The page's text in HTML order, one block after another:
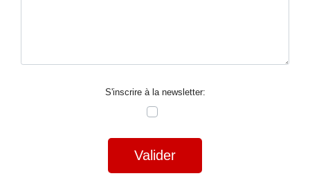
S'inscrire à la newsletter:
Valider